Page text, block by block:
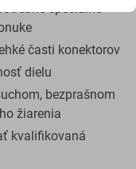
špeciálne
časti konektorov
dielu
bezprašnom
žiarenia
kvalifikovaná